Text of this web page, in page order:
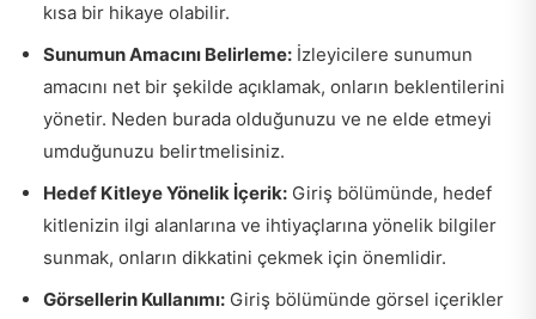
kısa bir hikaye olabilir.
Sunumun Amacını Belirleme: İzleyicilere sunumun
amacını net bir şekilde açıklamak, onların beklentilerini
yönetir. Neden burada olduğunuzu ve ne elde etmeyi
umduğunuzu belirtmelisiniz.
Hedef Kitleye Yönelik İçerik: Giriş bölümünde, hedef
kitlenizin ilgi alanlarına ve ihtiyaçlarına yönelik bilgiler
sunmak, onların dikkatini çekmek için önemlidir.
Görsellerin Kullanımı: Giriş bölümünde görsel içerikler